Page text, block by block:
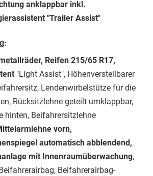
anklappbar inkl.
"Trailer Assist"
Reifen 215/65 R17,
"Light Assist", Höhenverstellbarer
Lendenwirbelstütze für die
Rücksitzlehne geteilt umklappbar,
hinten, Beifahrersitzlehne
vorn,
automatisch abblendend,
mit Innenraumüberwachung,
Beifahrerairbag-